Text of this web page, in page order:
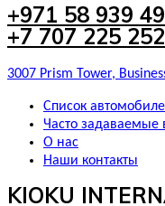
+971 58 939
+7 707 225
3007 Prism Tower,
Список
Часто задаваемые
О нас
Наши контакты
KIOKU